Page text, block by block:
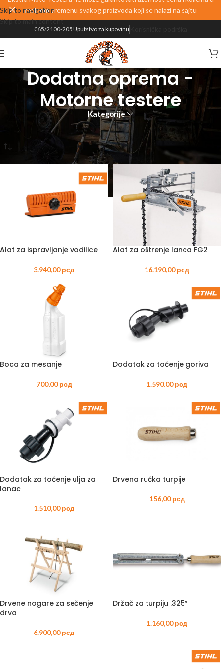
Skip to navigation
Skip to main content
realnom vremenu svakog proizvoda koji se nalazi na sajtu
065/2100-205Uputstvo za kupovinu
Dodatna oprema -
Motorne testere
Kategorije
PROIZVODI OPREMA
STIHL Oprema
STIHL Dodatna oprema
Dodatna oprema - Motorne testere
Alat za ispravljanje vodilice
3.940,00рсд
Alat za oštrenje lanca FG2
16.190,00рсд
Boca za mesanje
700,00рсд
Dodatak za točenje goriva
1.590,00рсд
Dodatak za točenje ulja za
lanac
1.510,00рсд
Drvena ručka turpije
156,00рсд
Drvene nogare za sečenje
drva
6.900,00рсд
Držač za turpiju .325″
1.160,00рсд